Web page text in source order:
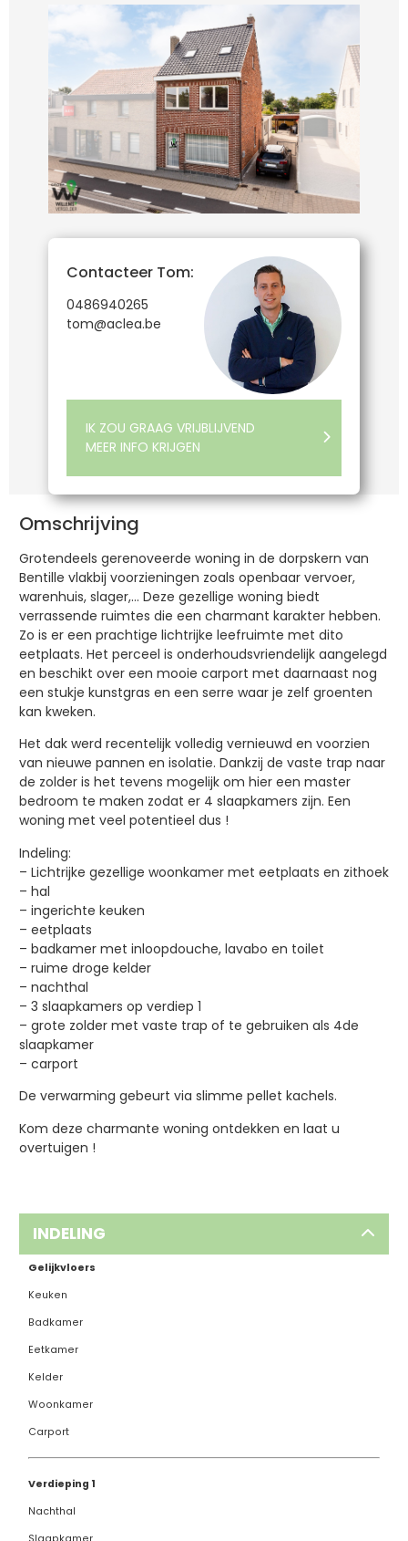
Contacteer Tom:
0486940265
tom@aclea.be
IK ZOU GRAAG VRIJBLIJVEND
MEER INFO KRIJGEN
Omschrijving
Grotendeels gerenoveerde woning in de dorpskern van
Bentille vlakbij voorzieningen zoals openbaar vervoer,
warenhuis, slager,… Deze gezellige woning biedt
verrassende ruimtes die een charmant karakter hebben.
Zo is er een prachtige lichtrijke leefruimte met dito
eetplaats. Het perceel is onderhoudsvriendelijk aangelegd
en beschikt over een mooie carport met daarnaast nog
een stukje kunstgras en een serre waar je zelf groenten
kan kweken.
Het dak werd recentelijk volledig vernieuwd en voorzien
van nieuwe pannen en isolatie. Dankzij de vaste trap naar
de zolder is het tevens mogelijk om hier een master
bedroom te maken zodat er 4 slaapkamers zijn. Een
woning met veel potentieel dus !
Indeling:
– Lichtrijke gezellige woonkamer met eetplaats en zithoek
– hal
– ingerichte keuken
– eetplaats
– badkamer met inloopdouche, lavabo en toilet
– ruime droge kelder
– nachthal
– 3 slaapkamers op verdiep 1
– grote zolder met vaste trap of te gebruiken als 4de
slaapkamer
– carport
De verwarming gebeurt via slimme pellet kachels.
Kom deze charmante woning ontdekken en laat u
overtuigen !
INDELING
Gelijkvloers
Keuken
Badkamer
Eetkamer
Kelder
Woonkamer
Carport
Verdieping 1
Nachthal